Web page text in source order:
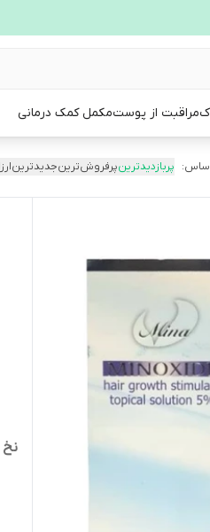
مراقبت از پوستمکمل کمک درمانی
پربازدیدترینپرفروش‌ترینجدیدترین
نخ